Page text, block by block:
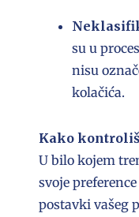
su u
nisu
kolačića.
Kako
U bilo kojem
svoje
postavki vašeg